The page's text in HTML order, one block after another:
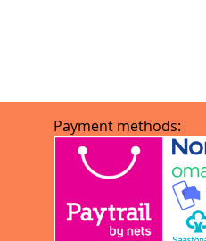
Payment methods: